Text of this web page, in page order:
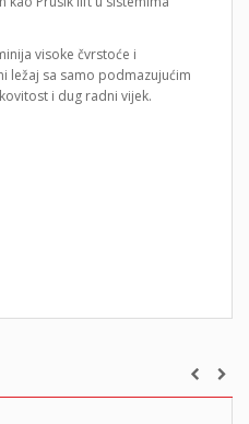
visoke čvrstoće i
ležaj sa samo podmazujućim
i dug radni vijek.